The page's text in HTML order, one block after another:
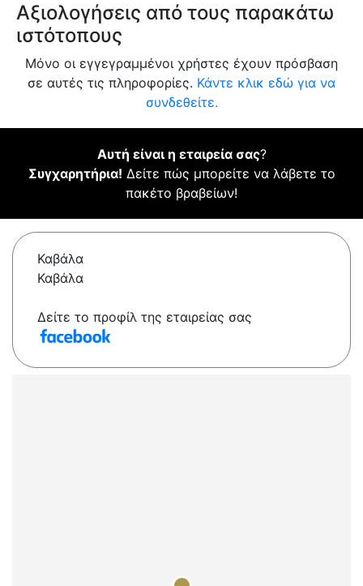
Αξιολογήσεις από τους παρακάτω
ιστότοπους
Μόνο οι εγγεγραμμένοι χρήστες έχουν πρόσβαση
σε αυτές τις πληροφορίες. Κάντε κλικ εδώ για να
συνδεθείτε.
Αυτή είναι η εταιρεία σας?
Συγχαρητήρια! Δείτε πώς μπορείτε να λάβετε το
πακέτο βραβείων!
Καβάλα
Καβάλα
Δείτε το προφίλ της εταιρείας σας